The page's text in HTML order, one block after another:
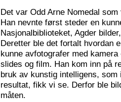
Det var Odd Arne Nomedal
Han nevnte først steder en
Nasjonalbiblioteket, Agder
Deretter ble det fortalt hvordan
kunne avfotografer med
slides og film. Han kom inn på
bruk av kunstig intelligens,
resultat, fikk vi se. Derfor ble
måten.